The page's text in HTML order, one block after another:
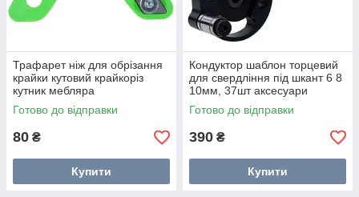
Трафарет ніж для обрізання
крайки кутовий крайкоріз
кутник мебляра
Готово до відправки
80 ₴
Купити
Кондуктор шаблон торцевий
для свердління під шкант 6 8
10мм, 37шт аксесуари
Готово до відправки
390 ₴
Купити